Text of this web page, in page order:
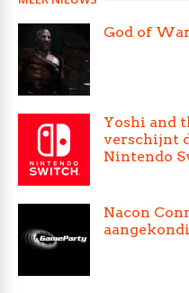
God of
Yoshi and
verschijnt
Nintendo
Nacon